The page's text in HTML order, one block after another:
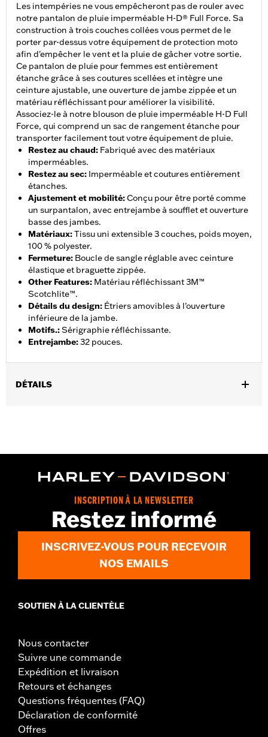
Les intempéries ne vous empêcheront pas de rouler avec
notre pantalon de pluie imperméable H-D® Full Force. Sa
construction à trois couches collées vous permet de le
porter par-dessus votre équipement de protection moto
afin d'empêcher le vent et la pluie de gâcher votre sortie.
Ce pantalon de pluie pour femmes est entièrement
étanche grâce à ses coutures scellées et intègre une
ceinture ajustable, une ouverture de jambe zippée et un
matériau réfléchissant pour améliorer la visibilité.
Associez-le à notre blouson de pluie imperméable H-D Full
Force, qui comprend un sac de rangement étanche pour
transporter facilement tout votre équipement de pluie.
Restez au chaud: Fabriqué avec des matériaux
imperméables.
Restez au sec: Imperméable et coutures entièrement
étanches.
Ajustement et mobilité:Conçu pour être porté comme
un surpantalon, avec entrejambe à soufflet et ouverture
basse des jambes.
Matériaux:Tissu uni extensible 3 couches, poids moyen,
100 % polyester.
Fermeture: Boucle de sangle réglable avec ceinture
élastique et braguette zippée.
Other Features: Matériau réfléchissant 3M™
Scotchlite™.
Détails du design: Étriers amovibles à l'ouverture
inférieure de la jambe.
Motifs.:Sérigraphie réfléchissante.
Entrejambe:32 pouces.
DÉTAILS
GARANTIE:Garantie limitée de 2 ans – Rendez-vous surwww.h-
d.com/warrantypour plus de détails
INSCRIPTION À LA NEWSLETTER
Restez informé
INSCRIVEZ-VOUS POUR RECEVOIR
NOS EMAILS
SOUTIEN À LA CLIENTÈLE
Nous contacter
Suivre une commande
Expédition et livraison
Retours et échanges
Questions fréquentes (FAQ)
Déclaration de conformité
Offres